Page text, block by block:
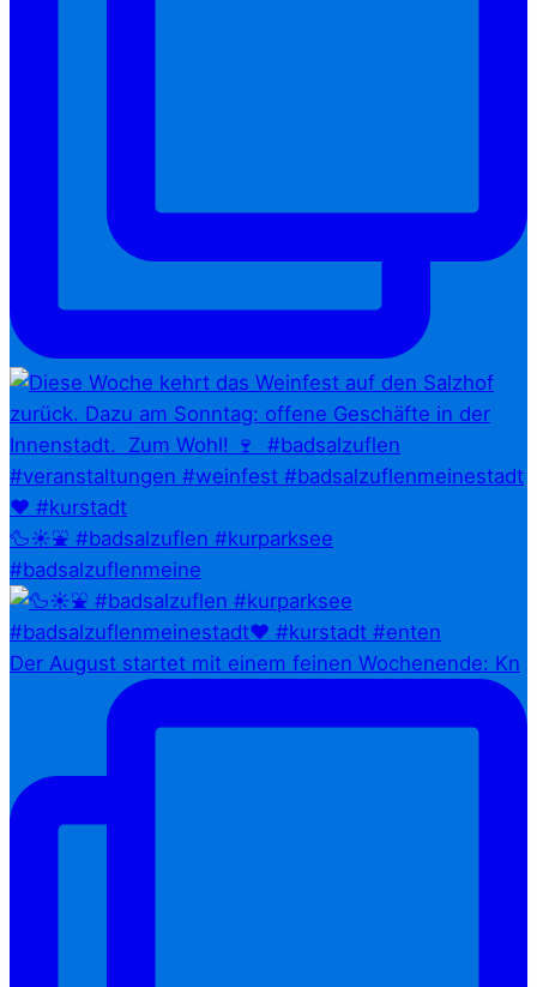
🦆☀️⛲ #badsalzuflen #kurparksee
#badsalzuflenmeine
Der August startet mit einem feinen Wochenende: Kn